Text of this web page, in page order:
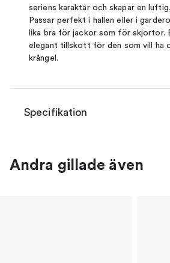
seriens karaktär och skapar en
Passar perfekt i hallen eller i
lika bra för jackor som för skjortor.
elegant tillskott för den som vill ha
krångel.
Specifikation
Andra gillade även